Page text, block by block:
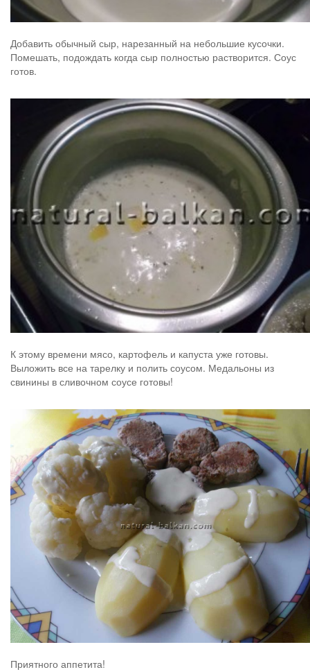
Добавить обычный сыр, нарезанный на небольшие кусочки.
Помешать, подождать когда сыр полностью растворится. Соус
готов.
К этому времени мясо, картофель и капуста уже готовы.
Выложить все на тарелку и полить соусом. Медальоны из
свинины в сливочном соусе готовы!
Приятного аппетита!